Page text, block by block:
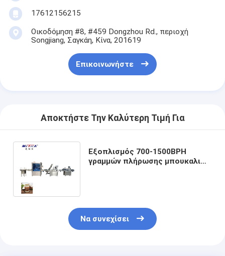
17612156215
Οικοδόμηση #8, #459 Dongzhou Rd., περιοχή
Songjiang, Σαγκάη, Κίνα, 201619
Επικοινωνήστε
Αποκτήστε Την Καλύτερη Τιμή Για
Εξοπλισμός 700-1500BPH
γραμμών πλήρωσης μπουκαλιών
Να συνεχίσει